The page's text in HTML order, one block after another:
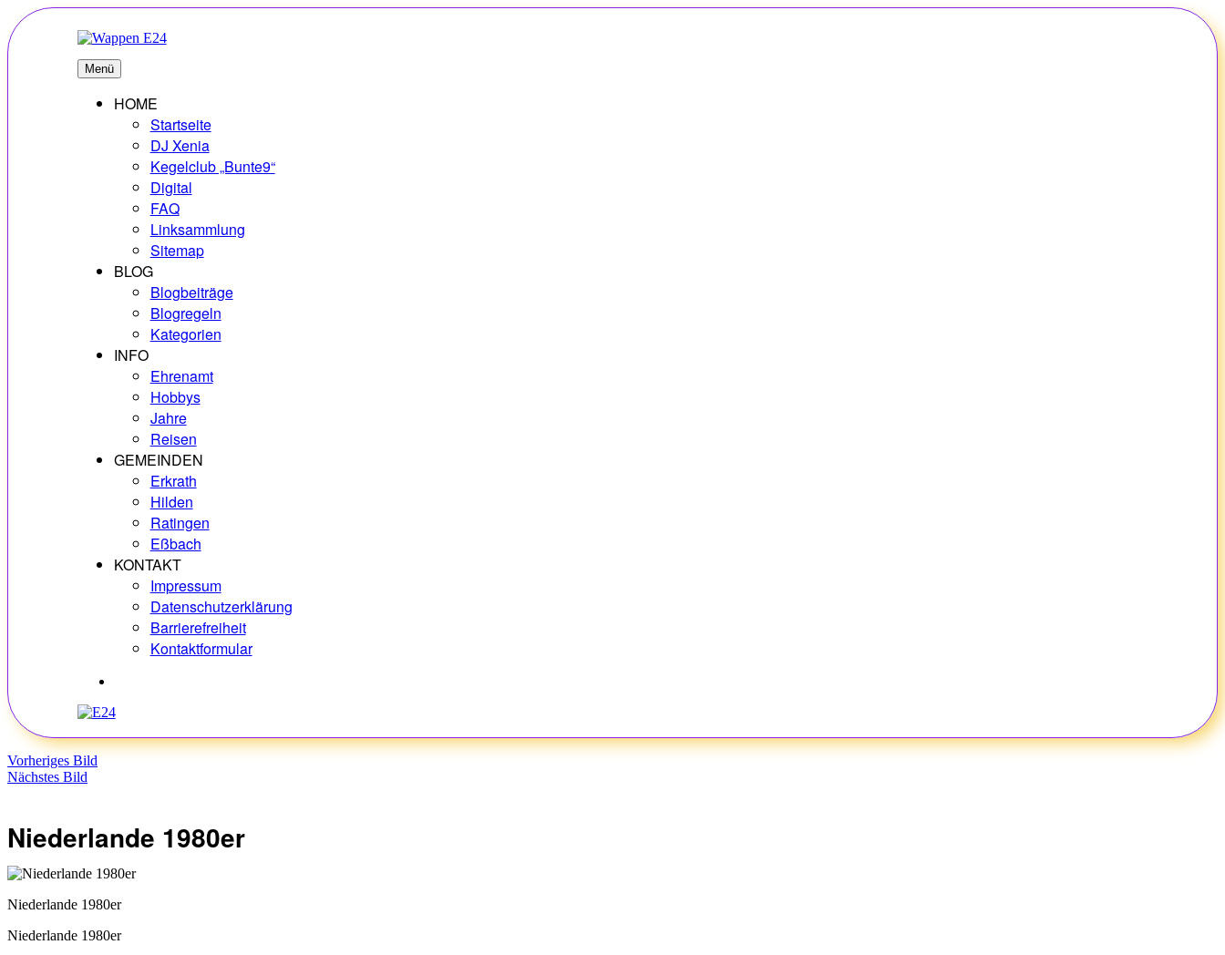
Zum
Inhalt
springen
E24
Erlebnisse – Hobbys – Vielfalt
Menü
HOME
Startseite
DJ Xenia
Kegelclub „Bunte9“
Digital
FAQ
Linksammlung
Sitemap
BLOG
Blogbeiträge
Blogregeln
Kategorien
INFO
Ehrenamt
Hobbys
Jahre
Reisen
GEMEINDEN
Erkrath
Hilden
Ratingen
Eßbach
KONTAKT
Impressum
Datenschutzerklärung
Barrierefreiheit
Kontaktformular
Vorheriges Bild
Nächstes Bild
Niederlande 1980er
Niederlande 1980er
Niederlande 1980er